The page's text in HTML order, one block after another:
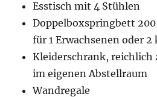
Esstisch mit 4 Stühlen
Doppelboxspringbett
für 1 Erwachsenen oder
Kleiderschrank, reichlich
im eigenen Abstellraum
Wandregale